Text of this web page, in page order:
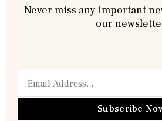
Never miss any important
our
Subscribe